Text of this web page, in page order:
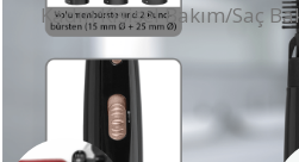
Kadın Kişisel Bakım/Saç